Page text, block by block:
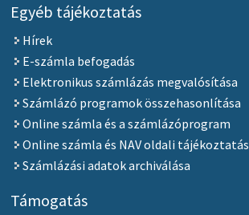
Egyéb tájékoztatás
Hírek
E-számla befogadás
Elektronikus számlázás megvalósítása
Számlázó programok összehasonlítása
Online számla és a számlázóprogram
Online számla és NAV oldali tájékoztatás
Számlázási adatok archiválása
Támogatás